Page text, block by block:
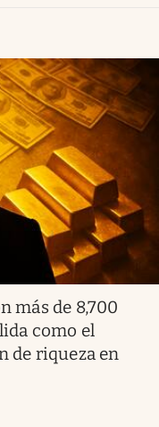
más de 8,700
como el
de riqueza en